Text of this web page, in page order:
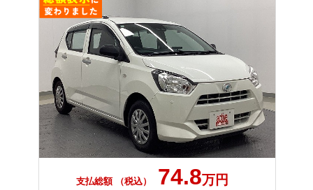
支払総額 （税込） 74.8万円